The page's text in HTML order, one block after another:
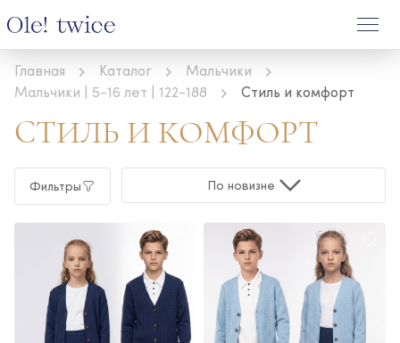
Главная Каталог
Мальчики
Мальчики | 5-16 лет | 122-188
Стиль и комфорт
СТИЛЬ И КОМФОРТ
Фильтры По новизне